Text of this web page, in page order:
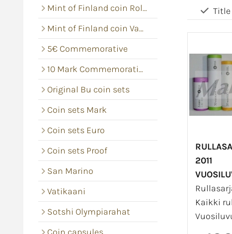
Mint of Finland coin Rolls
Mint of Finland coin Vacums
5€ Commemorative
10 Mark Commemorative coins
Original Bu coin sets
Coin sets Mark
Coin sets Euro
Coin sets Proof
San Marino
Vatikaani
Sotshi Olympiarahat
2011
Kaikki